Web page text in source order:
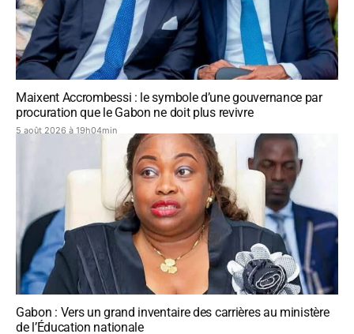
Maixent Accrombessi : le symbole d’une gouvernance par
procuration que le Gabon ne doit plus revivre
5 août 2026 à 19h04min
Gabon : Vers un grand inventaire des carrières au ministère
de l’Éducation nationale